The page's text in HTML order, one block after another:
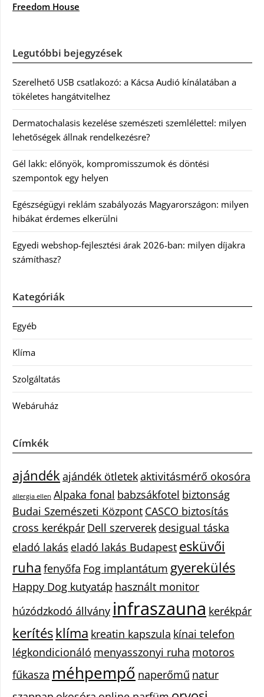
Freedom House
Legutóbbi bejegyzések
Szerelhető USB csatlakozó: a Kácsa Audió kínálatában a
tökéletes hangátvitelhez
Dermatochalasis kezelése szemészeti szemlélettel: milyen
lehetőségek állnak rendelkezésre?
Gél lakk: előnyök, kompromisszumok és döntési
szempontok egy helyen
Egészségügyi reklám szabályozás Magyarországon: milyen
hibákat érdemes elkerülni
Egyedi webshop-fejlesztési árak 2026-ban: milyen díjakra
számíthasz?
Kategóriák
Egyéb
Klíma
Szolgáltatás
Webáruház
Címkék
ajándékajándék ötletekaktivitásmérő okosóra
allergia ellen Alpaka fonal babzsákfotel biztonság
Budai Szemészeti Központ CASCO biztosítás
cross kerékpár Dell szerverek desigual táska
eladó lakás eladó lakás Budapest esküvői
ruha fenyőfa Fog implantátum gyerekülés
Happy Dog kutyatáp használt monitor
húzódzkodó állvány infraszauna kerékpár
kerítésklíma kreatin kapszula kínai telefon
légkondicionáló menyasszonyi ruha motoros
fűkasza méhpempő naperőmű natur